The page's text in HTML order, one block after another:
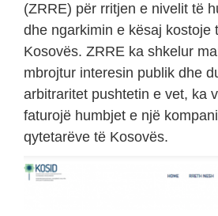
(ZRRE) për rritjen e nivelit të
dhe ngarkimin e kësaj kostoje
Kosovës. ZRRE ka shkelur
mbrojtur interesin publik dhe
arbitraritet pushtetin e vet, ka
faturojë humbjet e një
qytetarëve të Kosovës.